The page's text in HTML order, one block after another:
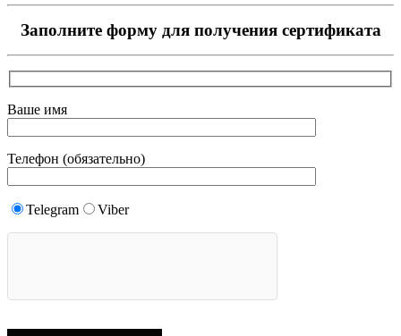
Заполните форму для получения сертификата
Ваше имя
Телефон (обязательно)
Telegram Viber